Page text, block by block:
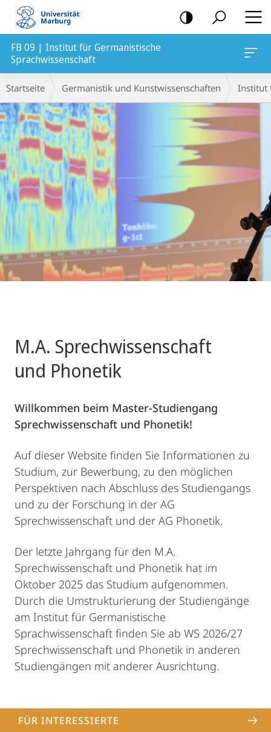
Mobile-
Navigation
FB 09 | Institut für Germanistische
Sprachwissenschaft
Hauptinhalt
Breadcrumb-
Navigation
Startseite Germanistik und Kunstwissenschaften Institut
M.A. Sprechwissenschaft
und Phonetik
Willkommen beim Master-Studiengang
Sprechwissenschaft und Phonetik!
Auf dieser Website finden Sie Informationen zu
Studium, zur Bewerbung, zu den möglichen
Perspektiven nach Abschluss des Studiengangs
und zu der Forschung in der AG
Sprechwissenschaft und der AG Phonetik.
Der letzte Jahrgang für den M.A.
Sprechwissenschaft und Phonetik hat im
Oktober 2025 das Studium aufgenommen.
Durch die Umstrukturierung der Studiengänge
am Institut für Germanistische
Sprachwissenschaft finden Sie ab WS 2026/27
Sprechwissenschaft und Phonetik in anderen
Studiengängen mit anderer Ausrichtung.
FÜR INTERESSIERTE